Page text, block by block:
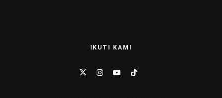
IKUTI KAMI